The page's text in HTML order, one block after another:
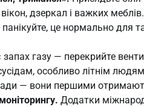
дзеркал і важких
це нормально для
газу — перекрийте
особливо літнім
— вони першими
Додатки